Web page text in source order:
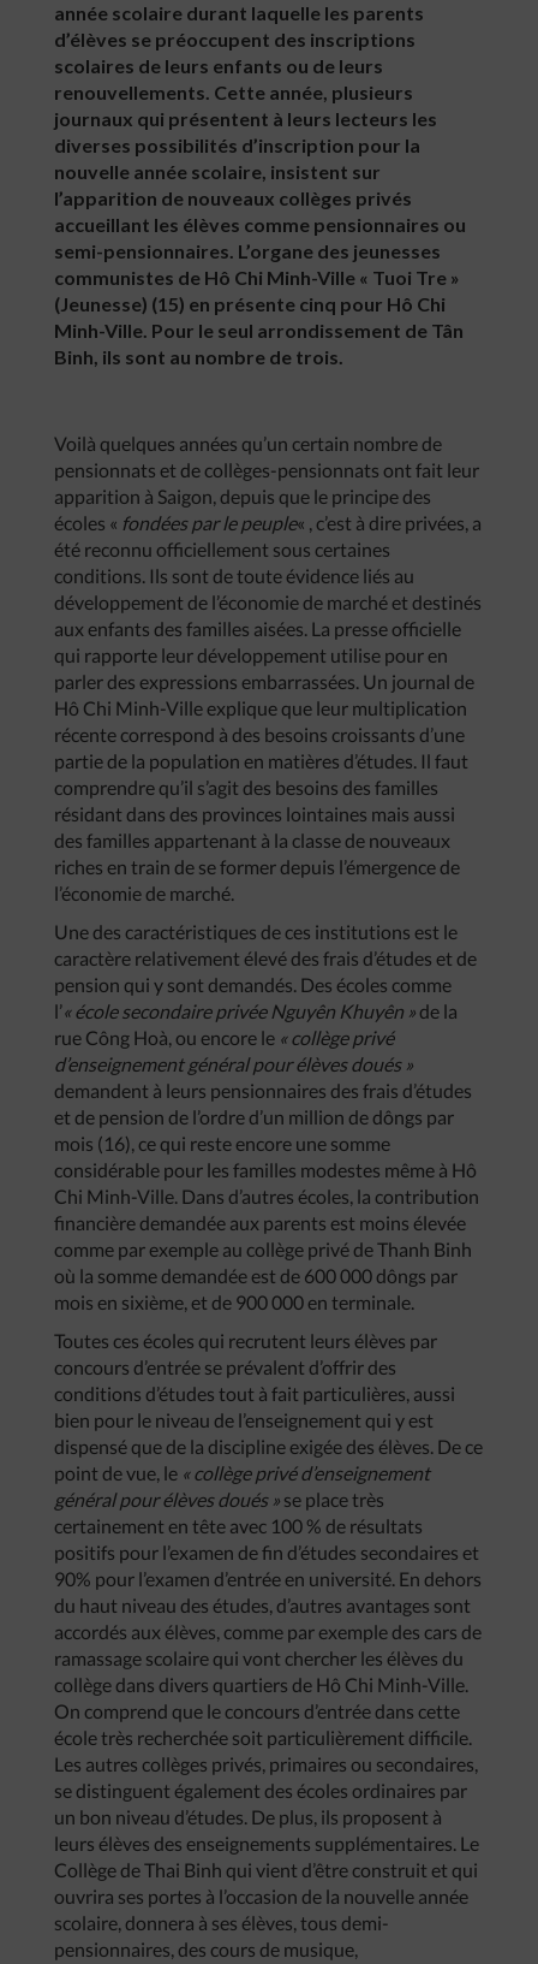
année scolaire durant laquelle les parents
d’élèves se préoccupent des inscriptions
scolaires de leurs enfants ou de leurs
renouvellements. Cette année, plusieurs
journaux qui présentent à leurs lecteurs les
diverses possibilités d’inscription pour la
nouvelle année scolaire, insistent sur
l’apparition de nouveaux collèges privés
accueillant les élèves comme pensionnaires ou
semi-pensionnaires. L’organe des jeunesses
communistes de Hô Chi Minh-Ville « Tuoi Tre »
(Jeunesse) (15) en présente cinq pour Hô Chi
Minh-Ville. Pour le seul arrondissement de Tân
Binh, ils sont au nombre de trois.
Voilà quelques années qu’un certain nombre de
pensionnats et de collèges-pensionnats ont fait leur
apparition à Saigon, depuis que le principe des
écoles « fondées par le peuple« , c’est à dire privées, a
été reconnu officiellement sous certaines
conditions. Ils sont de toute évidence liés au
développement de l’économie de marché et destinés
aux enfants des familles aisées. La presse officielle
qui rapporte leur développement utilise pour en
parler des expressions embarrassées. Un journal de
Hô Chi Minh-Ville explique que leur multiplication
récente correspond à des besoins croissants d’une
partie de la population en matières d’études. Il faut
comprendre qu’il s’agit des besoins des familles
résidant dans des provinces lointaines mais aussi
des familles appartenant à la classe de nouveaux
riches en train de se former depuis l’émergence de
l’économie de marché.
Une des caractéristiques de ces institutions est le
caractère relativement élevé des frais d’études et de
pension qui y sont demandés. Des écoles comme
l’« école secondaire privée Nguyên Khuyên » de la
rue Công Hoà, ou encore le « collège privé
d’enseignement général pour élèves doués »
demandent à leurs pensionnaires des frais d’études
et de pension de l’ordre d’un million de dôngs par
mois (16), ce qui reste encore une somme
considérable pour les familles modestes même à Hô
Chi Minh-Ville. Dans d’autres écoles, la contribution
financière demandée aux parents est moins élevée
comme par exemple au collège privé de Thanh Binh
où la somme demandée est de 600 000 dôngs par
mois en sixième, et de 900 000 en terminale.
Toutes ces écoles qui recrutent leurs élèves par
concours d’entrée se prévalent d’offrir des
conditions d’études tout à fait particulières, aussi
bien pour le niveau de l’enseignement qui y est
dispensé que de la discipline exigée des élèves. De ce
point de vue, le « collège privé d’enseignement
général pour élèves doués » se place très
certainement en tête avec 100 % de résultats
positifs pour l’examen de fin d’études secondaires et
90% pour l’examen d’entrée en université. En dehors
du haut niveau des études, d’autres avantages sont
accordés aux élèves, comme par exemple des cars de
ramassage scolaire qui vont chercher les élèves du
collège dans divers quartiers de Hô Chi Minh-Ville.
On comprend que le concours d’entrée dans cette
école très recherchée soit particulièrement difficile.
Les autres collèges privés, primaires ou secondaires,
se distinguent également des écoles ordinaires par
un bon niveau d’études. De plus, ils proposent à
leurs élèves des enseignements supplémentaires. Le
Collège de Thai Binh qui vient d’être construit et qui
ouvrira ses portes à l’occasion de la nouvelle année
scolaire, donnera à ses élèves, tous demi-
pensionnaires, des cours de musique,